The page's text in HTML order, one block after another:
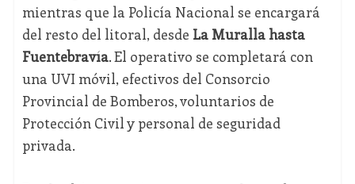
mientras que la Policía Nacional se encargará
del resto del litoral, desde La Muralla hasta
Fuentebravía. El operativo se completará con
una UVI móvil, efectivos del Consorcio
Provincial de Bomberos, voluntarios de
Protección Civil y personal de seguridad
privada.